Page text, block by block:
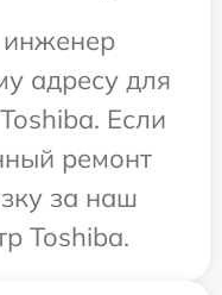
адресу для
Если
ремонт
за наш
Toshiba.